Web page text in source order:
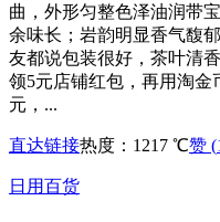
曲，外形匀整色泽油润带
余味长；岩韵明显香气馥
友都说包装很好，茶叶清
领5元店铺红包，再用淘金
元，...
直达链接热度：1217 ℃赞 (
日用百货